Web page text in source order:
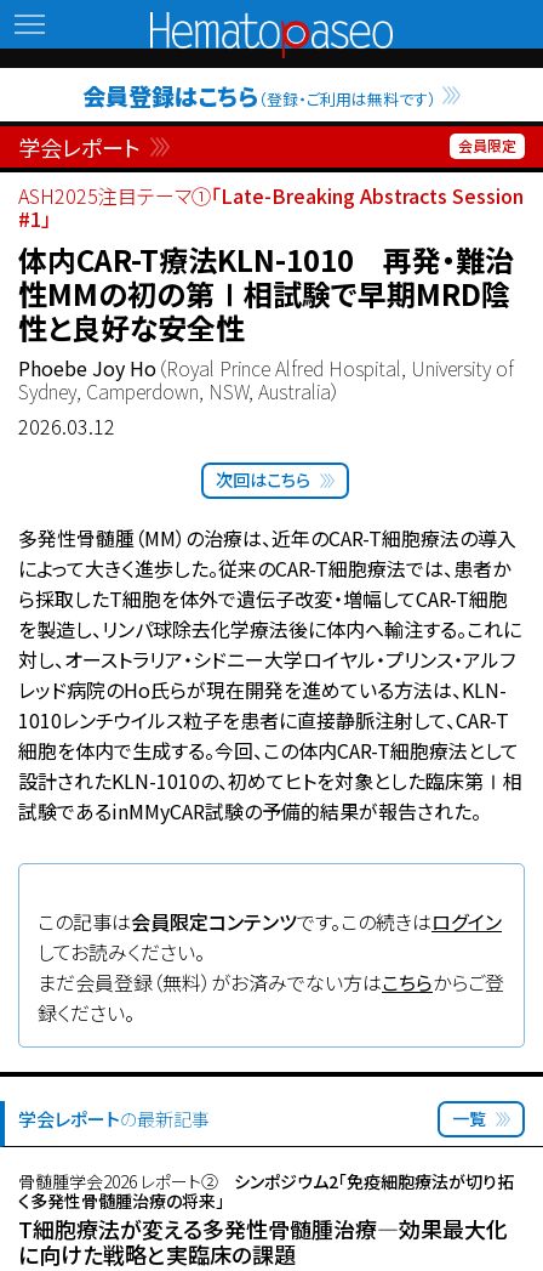
Hematopaseo
会員登録はこちら （登録・ご利用は無料です）
学会レポート
ASH2025注目テーマ①「Late-Breaking Abstracts Session
#1」
体内CAR-T療法KLN-1010 再発・難治
性MMの初の第Ⅰ相試験で早期MRD陰
性と良好な安全性
Phoebe Joy Ho（Royal Prince Alfred Hospital, University of
Sydney, Camperdown, NSW, Australia）
2026.03.12
次回はこちら
多発性骨髄腫（MM）の治療は、近年のCAR-T細胞療法の導入
によって大きく進歩した。従来のCAR-T細胞療法では、患者か
ら採取したT細胞を体外で遺伝子改変・増幅してCAR-T細胞
を製造し、リンパ球除去化学療法後に体内へ輸注する。これに
対し、オーストラリア・シドニー大学ロイヤル・プリンス・アルフ
レッド病院のHo氏らが現在開発を進めている方法は、KLN-
1010レンチウイルス粒子を患者に直接静脈注射して、CAR-T
細胞を体内で生成する。今回、この体内CAR-T細胞療法として
設計されたKLN-1010の、初めてヒトを対象とした臨床第Ⅰ相
試験であるinMMyCAR試験の予備的結果が報告された。
この記事は会員限定コンテンツです。この続きはログイン
してお読みください。
まだ会員登録（無料）がお済みでない方はこちらからご登
録ください。
学会レポートの最新記事 一覧
骨髄腫学会2026 レポート②
シンポジウム2「免疫細胞療法が切り拓
く多発性骨髄腫治療の将来」
T細胞療法が変える多発性骨髄腫治療―効果最大化
に向けた戦略と実臨床の課題